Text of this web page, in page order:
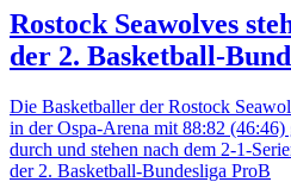
Rostock Seawolves
der 2. Basketball-
Die Basketballer der Rostock
in der Ospa-Arena mit 88:82
durch und stehen nach dem 2-1-
der 2. Basketball-Bundesliga ProB